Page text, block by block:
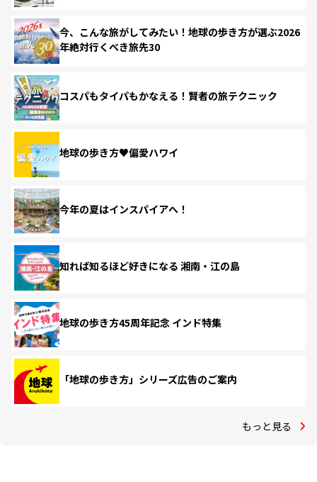
今、こんな旅がしてみたい！地球の歩き方が選ぶ2026
年絶対行くべき旅先30
コスパもタイパもかなえる！賢者の旅テクニック
地球の歩き方♥偏愛ハワイ
今年の夏はインスパイアへ！
知れば知るほど好きになる 湘南・江の島
地球の歩き方45周年記念 インド特集
「地球の歩き方」シリーズ広告のご案内
もっと見る